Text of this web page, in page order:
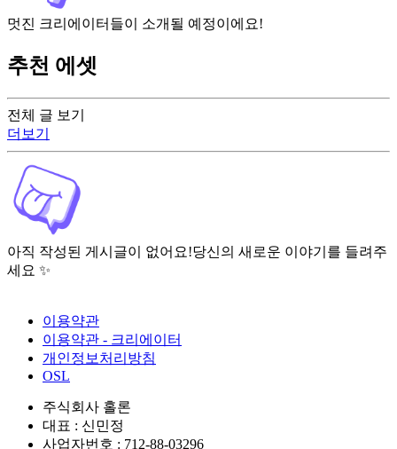
전체 글 보기
더보기
아직 작성된 게시글이 없어요!당신의 새로운 이야기를 들려주
세요 ✨
멋진 크리에이터들이 소개될 예정이에요!
추천 에셋
이용약관
이용약관 - 크리에이터
개인정보처리방침
OSL
주식회사 홀론
대표 : 신민정
사업자번호 : 712-88-03296